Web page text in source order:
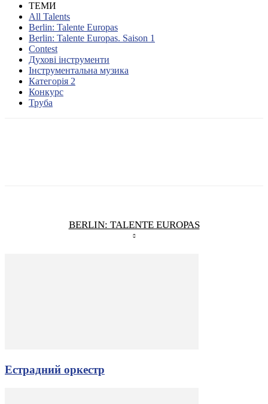
ТЕМИ
All Talents
Berlin: Talente Europas
Berlin: Talente Europas. Saison 1
Contest
Духові інструменти
Інструментальна музика
Категорія 2
Конкурс
Труба
BERLIN: TALENTE EUROPAS
Естрадний оркестр